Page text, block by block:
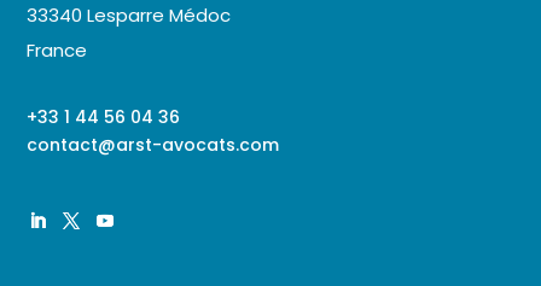
33340 Lesparre Médoc
France
+33 1 44 56 04 36
contact@arst-avocats.com